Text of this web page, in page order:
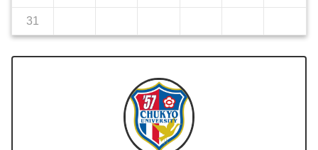
31